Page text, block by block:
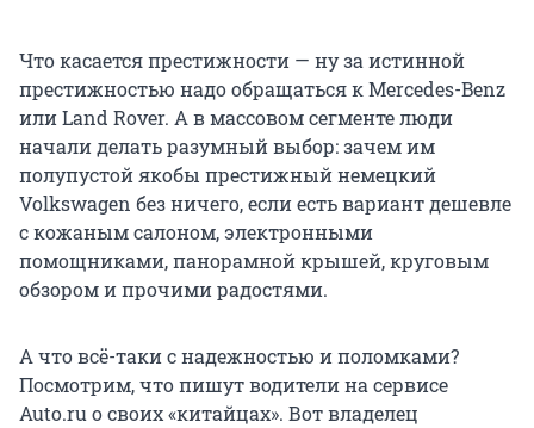
Что касается престижности — ну за истинной
престижностью надо обращаться к Mercedes-Benz
или Land Rover. А в массовом сегменте люди
начали делать разумный выбор: зачем им
полупустой якобы престижный немецкий
Volkswagen без ничего, если есть вариант дешевле
с кожаным салоном, электронными
помощниками, панорамной крышей, круговым
обзором и прочими радостями.
А что всё-таки с надежностью и поломками?
Посмотрим, что пишут водители на сервисе
Auto.ru о своих «китайцах». Вот владелец